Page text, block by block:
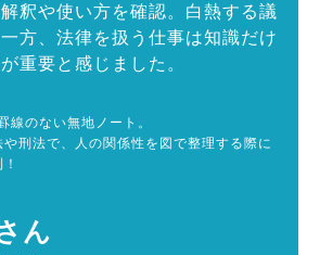
釈や使い方を確認。白熱する議
方、法律を扱う仕事は知識だけ
重要と感じました。
線のない無地ノート。
や刑法で、人の関係性を図で整理する際に
ん